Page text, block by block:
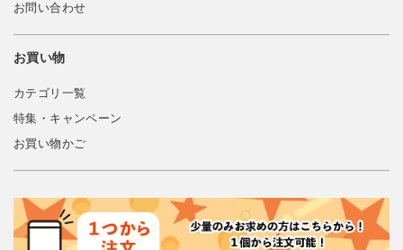
お問い合わせ
お買い物
カテゴリ一覧
特集・キャンペーン
お買い物かご